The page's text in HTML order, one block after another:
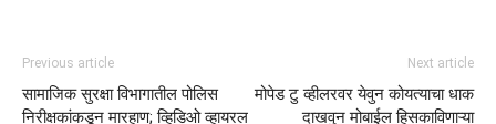
Previous article
सामाजिक सुरक्षा विभागातील पोलिस
निरीक्षकांकडून मारहाण; व्हिडिओ व्हायरल
Next article
मोपेड टु व्हीलरवर येवुन कोयत्याचा धाक
दाखवुन मोबाईल हिसकाविणाऱ्या